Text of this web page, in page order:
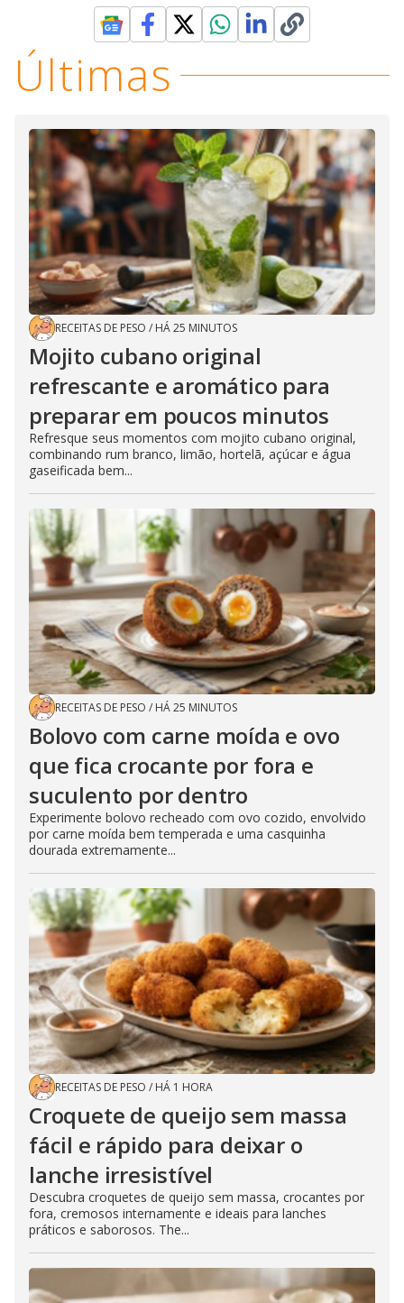
Últimas
RECEITAS DE PESO / HÁ 25 MINUTOS
Mojito cubano original
refrescante e aromático para
preparar em poucos minutos
Refresque seus momentos com mojito cubano original,
combinando rum branco, limão, hortelã, açúcar e água
gaseificada bem...
RECEITAS DE PESO / HÁ 25 MINUTOS
Bolovo com carne moída e ovo
que fica crocante por fora e
suculento por dentro
Experimente bolovo recheado com ovo cozido, envolvido
por carne moída bem temperada e uma casquinha
dourada extremamente...
RECEITAS DE PESO / HÁ 1 HORA
Croquete de queijo sem massa
fácil e rápido para deixar o
lanche irresistível
Descubra croquetes de queijo sem massa, crocantes por
fora, cremosos internamente e ideais para lanches
práticos e saborosos. The...